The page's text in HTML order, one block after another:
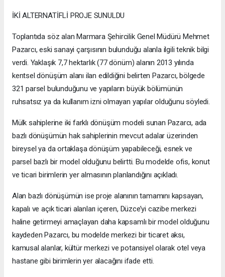
İKİ ALTERNATİFLİ PROJE SUNULDU
Toplantıda söz alan Marmara Şehircilik Genel Müdürü Mehmet
Pazarcı, eski sanayi çarşısının bulunduğu alanla ilgili teknik bilgi
verdi. Yaklaşık 7,7 hektarlık (77 dönüm) alanın 2013 yılında
kentsel dönüşüm alanı ilan edildiğini belirten Pazarcı, bölgede
321 parsel bulunduğunu ve yapıların büyük bölümünün
ruhsatsız ya da kullanım izni olmayan yapılar olduğunu söyledi.
Mülk sahiplerine iki farklı dönüşüm modeli sunan Pazarcı, ada
bazlı dönüşümün hak sahiplerinin mevcut adalar üzerinden
bireysel ya da ortaklaşa dönüşüm yapabileceği, esnek ve
parsel bazlı bir model olduğunu belirtti. Bu modelde ofis, konut
ve ticari birimlerin yer almasının planlandığını açıkladı.
Alan bazlı dönüşümün ise proje alanının tamamını kapsayan,
kapalı ve açık ticari alanları içeren, Düzce’yi cazibe merkezi
haline getirmeyi amaçlayan daha kapsamlı bir model olduğunu
kaydeden Pazarcı, bu modelde merkezi bir ticaret aksı,
kamusal alanlar, kültür merkezi ve potansiyel olarak otel veya
hastane gibi birimlerin yer alacağını ifade etti.